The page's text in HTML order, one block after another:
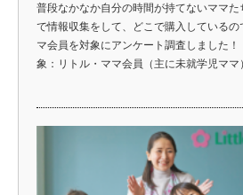
普段なかなか自分の時間が持てないママた
で情報収集をして、どこで購入している
マ会員を対象にアンケート調査しました
象：リトル・ママ会員（主に未就学児ママ